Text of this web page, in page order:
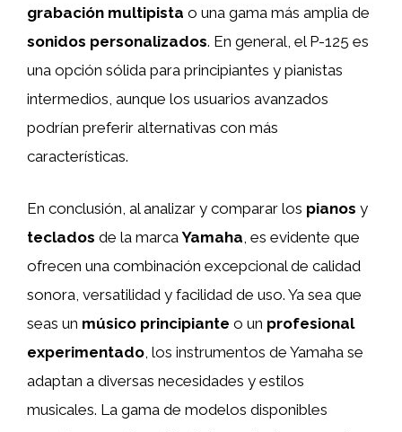
grabación multipista o una gama más amplia de
sonidos personalizados. En general, el P-125 es
una opción sólida para principiantes y pianistas
intermedios, aunque los usuarios avanzados
podrían preferir alternativas con más
características.
En conclusión, al analizar y comparar los pianos y
teclados de la marcaYamaha , es evidente que
ofrecen una combinación excepcional de calidad
sonora, versatilidad y facilidad de uso. Ya sea que
seas un músico principiante o un profesional
experimentado , los instrumentos de Yamaha se
adaptan a diversas necesidades y estilos
musicales. La gama de modelos disponibles